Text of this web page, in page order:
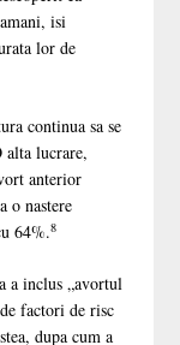
isi
lor de
continua sa se
lucrare,
anterior
o nastere
64%.8
a inclus „avortul
factori de risc
dupa cum a